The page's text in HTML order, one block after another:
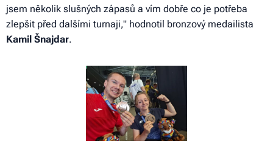
jsem několik slušných zápasů a vím dobře co je potřeba
zlepšit před dalšími turnaji," hodnotil bronzový medailista
Kamil Šnajdar.